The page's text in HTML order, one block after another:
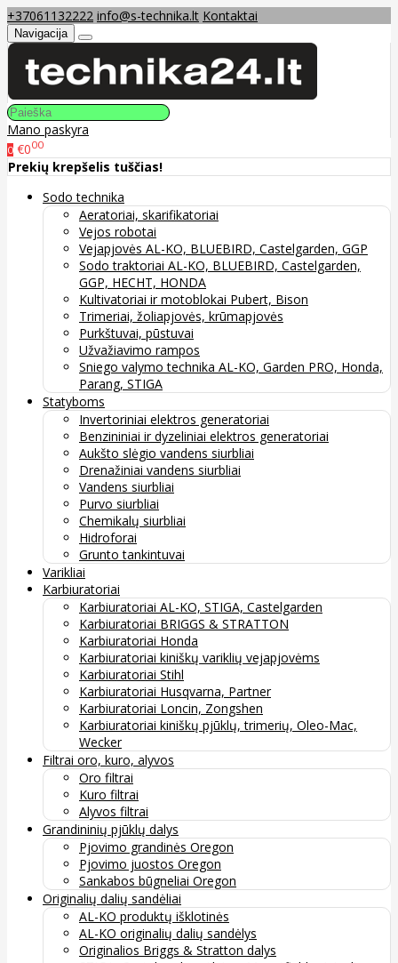
+37061132222 info@s-technika.lt Kontaktai
Navigacija
Mano paskyra
0 €000
Prekių krepšelis tuščias!
Sodo technika
Aeratoriai, skarifikatoriai
Vejos robotai
Vejapjovės AL-KO, BLUEBIRD, Castelgarden, GGP
Sodo traktoriai AL-KO, BLUEBIRD, Castelgarden,
GGP, HECHT, HONDA
Kultivatoriai ir motoblokai Pubert, Bison
Trimeriai, žoliapjovės, krūmapjovės
Purkštuvai, pūstuvai
Užvažiavimo rampos
Sniego valymo technika AL-KO, Garden PRO, Honda,
Parang, STIGA
Statyboms
Invertoriniai elektros generatoriai
Benzininiai ir dyzeliniai elektros generatoriai
Aukšto slėgio vandens siurbliai
Drenažiniai vandens siurbliai
Vandens siurbliai
Purvo siurbliai
Chemikalų siurbliai
Hidroforai
Grunto tankintuvai
Varikliai
Karbiuratoriai
Karbiuratoriai AL-KO, STIGA, Castelgarden
Karbiuratoriai BRIGGS & STRATTON
Karbiuratoriai Honda
Karbiuratoriai kiniškų variklių vejapjovėms
Karbiuratoriai Stihl
Karbiuratoriai Husqvarna, Partner
Karbiuratoriai Loncin, Zongshen
Karbiuratoriai kiniškų pjūklų, trimerių, Oleo-Mac,
Wecker
Filtrai oro, kuro, alyvos
Oro filtrai
Kuro filtrai
Alyvos filtrai
Grandininių pjūklų dalys
Pjovimo grandinės Oregon
Pjovimo juostos Oregon
Sankabos būgneliai Oregon
Originalių dalių sandėliai
AL-KO produktų išklotinės
AL-KO originalių dalių sandėlys
Originalios Briggs & Stratton dalys